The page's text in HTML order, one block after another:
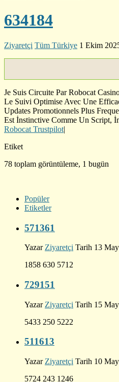
634184
Ziyaretçi Tüm Türkiye 1 Ekim
Je Suis Circuite Par Robocat
Le Suivi Optimise Avec Une
Updates Promotionnels Plus
Est İnstinctive Comme Un Script,
Robocat Trustpilot|
Etiket
78 toplam görüntüleme, 1 bugün
Popüler
Etiketler
571361
Yazar Ziyaretçi Tarih 13
1858 630 5712
729151
Yazar Ziyaretçi Tarih 15
5433 250 5222
511613
Yazar Ziyaretçi Tarih 10
5724 243 1246